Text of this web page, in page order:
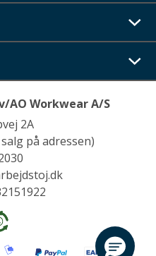
AO Workwear A/S
2A
på adressen)